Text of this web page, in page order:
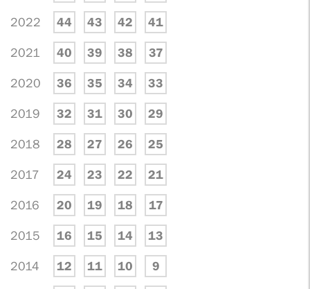
2022 44 43 42 41
2021 40 39 38 37
2020 36 35 34 33
2019 32 31 30 29
2018 28 27 26 25
2017 24 23 22 21
2016 20 19 18 17
2015 16 15 14 13
2014 12 11 10 9